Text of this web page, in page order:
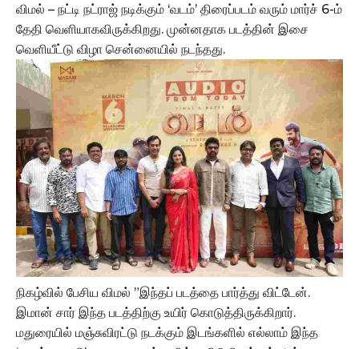
விமல் – நட்டி நட்ராஜ் நடிக்கும் ‘வடம்’ திரைப்படம் வரும் மார்ச் 6-ம்
தேதி வெளியாகவிருக்கிறது. முன்னதாக படத்தின் இசை
வெளியீட்டு விழா சென்னையில் நடந்தது.
நிகழ்வில் பேசிய விமல் ”இந்தப் படத்தை பார்த்து விட்டேன்.
இமான் சார் இந்த படத்திற்கு உயிர் கொடுத்திருக்கிறார்.‌
மதுரையில் மஞ்சுவிரட்டு நடக்கும் இடங்களில் எல்லாம் இந்த